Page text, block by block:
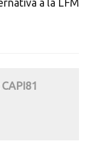
a la LFM
CAPI81